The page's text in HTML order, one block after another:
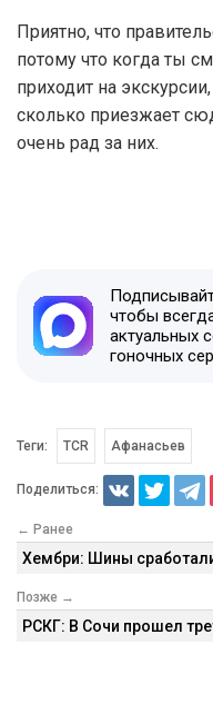
Приятно, что
потому что когда ты
приходит на
сколько приезжает
очень рад за них.
чтобы
актуальных
гоночных
Теги: TCR Афанасьев
Поделиться:
← Ранее
Хембри: Шины
Позже →
РСКГ: В Сочи прошел